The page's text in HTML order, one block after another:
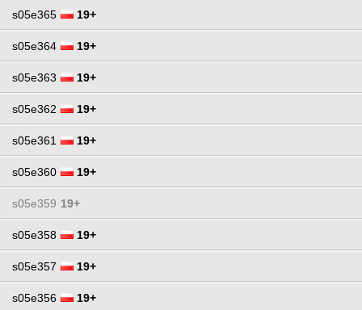
s05e365 19+
s05e364 19+
s05e363 19+
s05e362 19+
s05e361 19+
s05e360 19+
s05e359 19+
s05e358 19+
s05e357 19+
s05e356 19+